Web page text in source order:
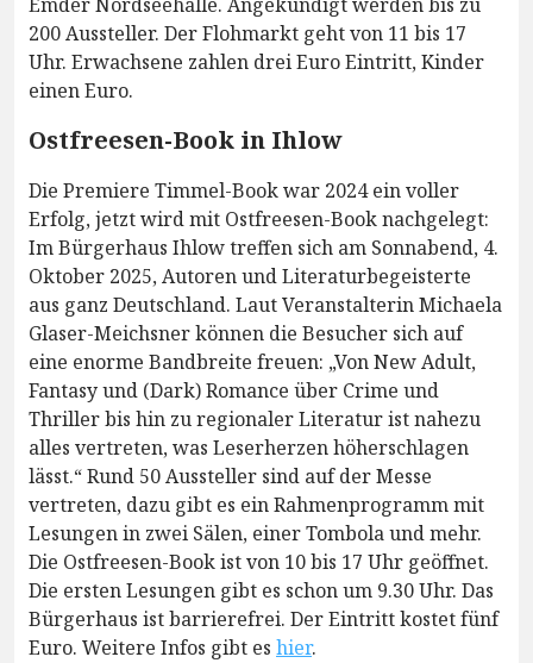
200 Aussteller. Der Flohmarkt geht von 11 bis 17
Uhr. Erwachsene zahlen drei Euro Eintritt, Kinder
einen Euro.
Ostfreesen-Book in Ihlow
Die Premiere Timmel-Book war 2024 ein voller
Erfolg, jetzt wird mit Ostfreesen-Book nachgelegt:
Im Bürgerhaus Ihlow treffen sich am Sonnabend, 4.
Oktober 2025, Autoren und Literaturbegeisterte
aus ganz Deutschland. Laut Veranstalterin Michaela
Glaser-Meichsner können die Besucher sich auf
eine enorme Bandbreite freuen: „Von New Adult,
Fantasy und (Dark) Romance über Crime und
Thriller bis hin zu regionaler Literatur ist nahezu
alles vertreten, was Leserherzen höherschlagen
lässt.“ Rund 50 Aussteller sind auf der Messe
vertreten, dazu gibt es ein Rahmenprogramm mit
Lesungen in zwei Sälen, einer Tombola und mehr.
Die Ostfreesen-Book ist von 10 bis 17 Uhr geöffnet.
Die ersten Lesungen gibt es schon um 9.30 Uhr. Das
Bürgerhaus ist barrierefrei. Der Eintritt kostet fünf
Euro. Weitere Infos gibt es hier.